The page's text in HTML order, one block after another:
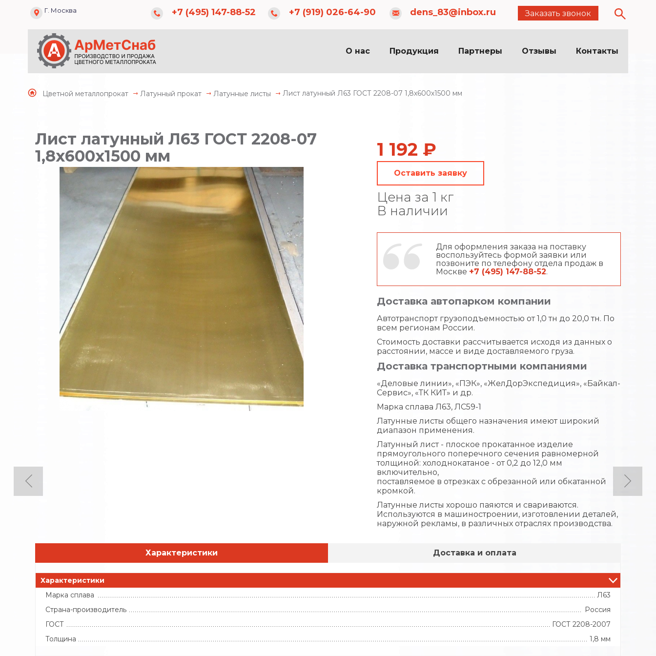
dens_83@inbox.ru c 08:00 до 20:00
+7 (495) 147-88-52 +7 (919) 026-64-90
Г. Москва dens_83@inbox.ru Заказать звонок
О нас Продукция Партнеры Отзывы Контакты
Цветной металлопрокат Латунный прокат Латунные листы Лист латунный Л63 ГОСТ 2208-07 1,8х600х1500 мм
Лист латунный Л63 ГОСТ 2208-07
1,8х600х1500 мм
1 192 ₽
Оставить заявку
Цена за 1 кг
В наличии
Для оформления заказа на поставку
воспользуйтесь формой заявки или
позвоните по телефону отдела продаж в
Москве +7 (495) 147-88-52.
Доставка автопарком компании
Автотранспорт грузоподъемностью от 1,0 тн до 20,0 тн. По
всем регионам России.
Стоимость доставки рассчитывается исходя из данных о
расстоянии, массе и виде доставляемого груза.
Доставка транспортными компаниями
«Деловые линии», «ПЭК», «ЖелДорЭкспедиция», «Байкал-
Сервис», «ТК КИТ» и др.
Марка сплава Л63, ЛС59-1
Латунные листы общего назначения имеют широкий
диапазон применения.
Латунный лист - плоское прокатанное изделие
прямоугольного поперечного сечения равномерной
толщиной: холоднокатаное - от 0,2 до 12,0 мм
включительно,
поставляемое в отрезках с обрезанной или обкатанной
кромкой.
Латунные листы хорошо паяются и свариваются.
Используются в машиностроении, изготовлении деталей,
наружной рекламы, в различных отраслях производства.
Характеристики Доставка и оплата
Характеристики
Марка сплава
Л63
Страна-производитель
Россия
ГОСТ
ГОСТ 2208-2007
Толщина
1,8 мм